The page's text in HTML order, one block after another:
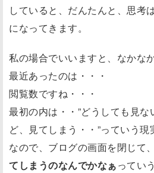
していると、だんたんと、思考
になってきます。
私の場合でいいますと、なかな
最近あったのは・・・
閲覧数ですね・・・
最初の内は・・”どうしても見
ど、見てしまう・・”っていう現
なので、ブログの画面を閉じて、
てしまうのなんでかなぁってい